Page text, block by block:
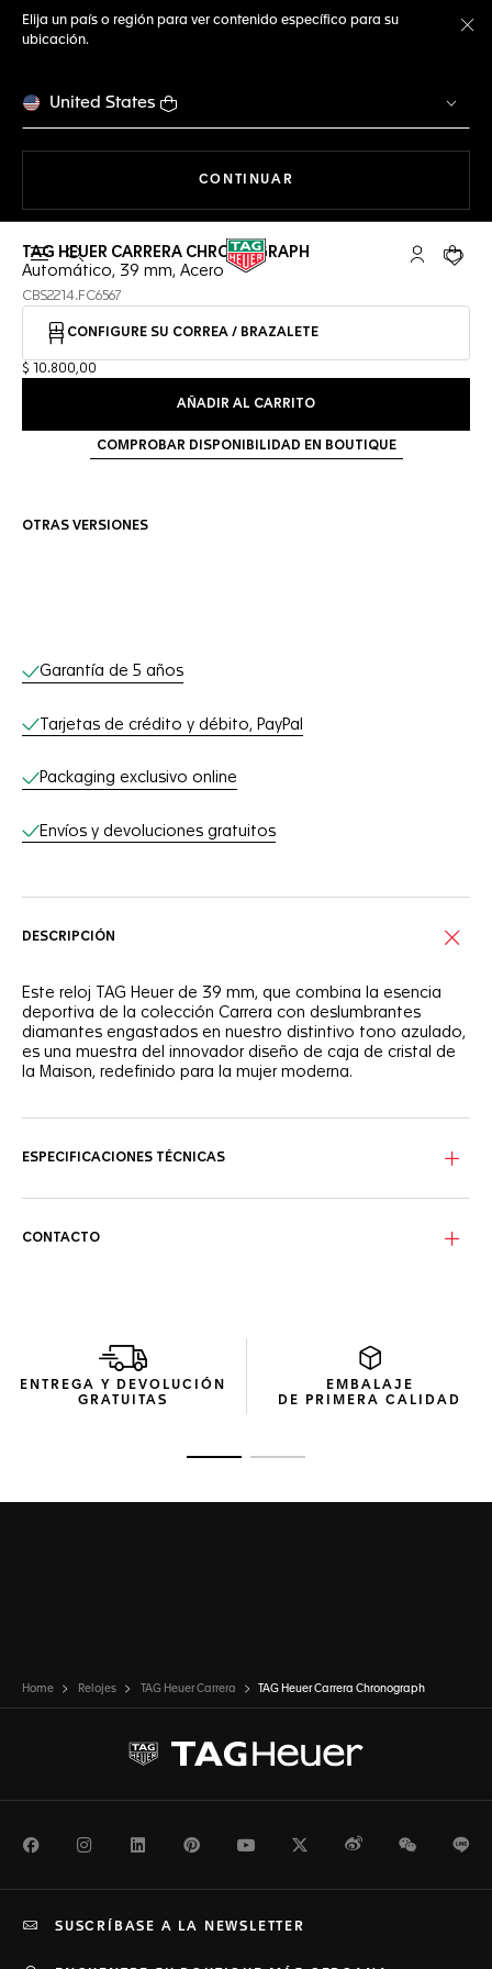
Elija un país o región para ver contenido específico para su
ubicación.
United States
CONTINUAR
Abrir el menú de búsqueda Cuenta Mi
Su
TAG HEUER CARRERA CHRONOGRAPH
Automático, 39 mm, Acero
CBS2214.FC6567
CONFIGURE SU CORREA / BRAZALETE
$ 10.800,00
AÑADIR AL CARRITO
COMPROBAR DISPONIBILIDAD EN BOUTIQUE
OTRAS VERSIONES
Servicios online
Garantía de 5 años
Tarjetas de crédito y débito, PayPal
Packaging exclusivo online
Envíos y devoluciones gratuitos
DESCRIPCIÓN
Este reloj TAG Heuer de 39 mm, que combina la esencia
deportiva de la colección Carrera con deslumbrantes
diamantes engastados en nuestro distintivo tono azulado,
es una muestra del innovador diseño de caja de cristal de
la Maison, redefinido para la mujer moderna.
marcadores, forjando una visión de delicada elegancia.
contadores "azuleados" para crear un toque moderno.
ESPECIFICACIONES TÉCNICAS
CONTACTO
ENTREGA Y DEVOLUCIÓN
GRATUITAS
EMBALAJE
DE PRIMERA CALIDAD
Home Relojes TAG Heuer Carrera TAG Heuer Carrera Chronograph
FacebookInstagramLinkedInPinterestYoutubeTwitterWeiboWeChat
SUSCRÍBASE A LA NEWSLETTER